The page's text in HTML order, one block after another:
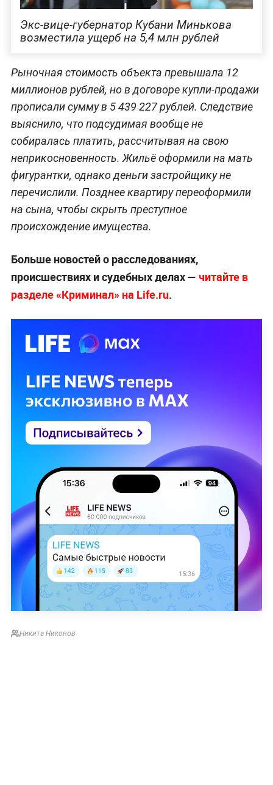
Экс-вице-губернатор Кубани Минькова
возместила ущерб на 5,4 млн рублей
Рыночная стоимость объекта превышала 12
миллионов рублей, но в договоре купли-продажи
прописали сумму в 5 439 227 рублей. Следствие
выяснило, что подсудимая вообще не
собиралась платить, рассчитывая на свою
неприкосновенность. Жильё оформили на мать
фигурантки, однако деньги застройщику не
перечислили. Позднее квартиру переоформили
на сына, чтобы скрыть преступное
происхождение имущества.
Больше новостей о расследованиях,
происшествиях и судебных делах — читайте в
разделе «Криминал» на Life.ru.
Никита Никонов